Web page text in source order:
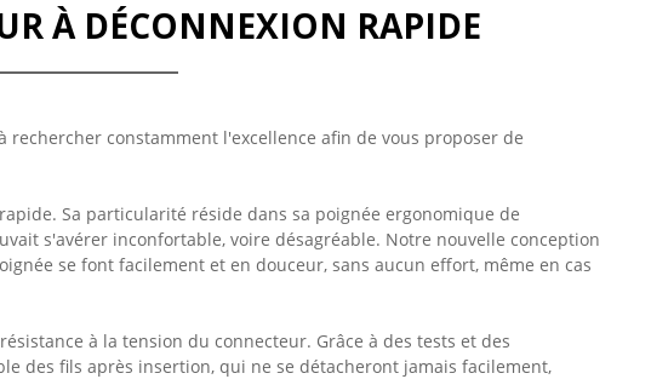
À DÉCONNEXION RAPIDE
constamment l'excellence afin de vous proposer de
Sa particularité réside dans sa poignée ergonomique de
s'avérer inconfortable, voire désagréable. Notre nouvelle conception
se font facilement et en douceur, sans aucun effort, même en cas
à la tension du connecteur. Grâce à des tests et des
des fils après insertion, qui ne se détacheront jamais facilement,